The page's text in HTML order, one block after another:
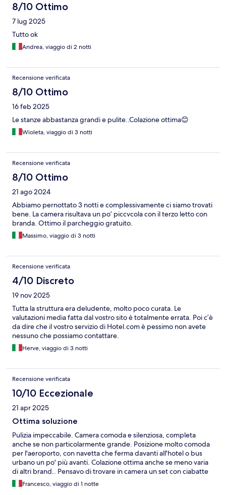
8/10 Ottimo
7 lug 2025
Tutto ok
Andrea, viaggio di 2 notti
Recensione verificata
8/10 Ottimo
16 feb 2025
Le stanze abbastanza grandi e pulite..Colazione ottima😊
Wioleta, viaggio di 3 notti
Recensione verificata
8/10 Ottimo
21 ago 2024
Abbiamo pernottato 3 notti e complessivamente ci siamo trovati
bene. La camera risultava un po’ piccvcola con il terzo letto con
branda. Ottimo il parcheggio gratuito.
Massimo, viaggio di 3 notti
Recensione verificata
4/10 Discreto
19 nov 2025
Tutta la struttura era deludente, molto poco curata. Le
valutazioni media fatta dal vostro sito è totalmente errata. Poi c’è
da dire che il vostro servizio di Hotel.com è pessimo non avete
nessuno che possiamo contattare.
Herve, viaggio di 3 notti
Recensione verificata
10/10 Eccezionale
21 apr 2025
Ottima soluzione
Pulizia impeccabile. Camera comoda e silenziosa, completa
anche se non particolarmente grande. Posizione molto comoda
per l'aeroporto, con navetta che ferma davanti all'hotel o bus
urbano un po' più avanti. Colazione ottima anche se meno varia
di altri brand.. Pensavo di trovare in camera un set con ciabatte
ma purtroppo non c'era. Invece c'è la macchina Nespresso con 4
capsule e bustine per il te.
Francesco, viaggio di 1 notte